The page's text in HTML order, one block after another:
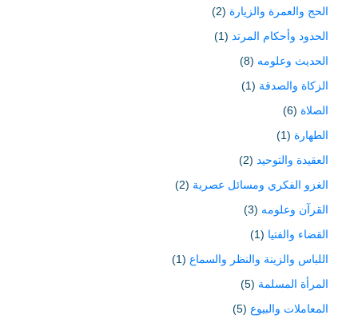
الحج والعمرة والزيارة (2)
الحدود وأحكام المرتد (1)
الحديث وعلومه (8)
الزكاة والصدقة (1)
الصلاة (6)
الطهارة (1)
العقيدة والتوحيد (2)
الغزو الفكري ومسائل عصرية (2)
القرآن وعلومه (3)
القضاء والفتيا (1)
اللباس والزينة والنظر والسماع (1)
المرأة المسلمة (5)
المعاملات والبيوع (5)